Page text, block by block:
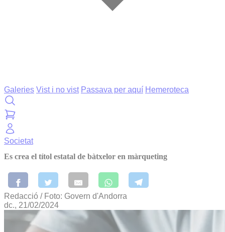
Galeries Vist i no vist Passava per aquí Hemeroteca
Societat
Es crea el títol estatal de bàtxelor en màrqueting
Redacció / Foto: Govern d'Andorra
dc., 21/02/2024